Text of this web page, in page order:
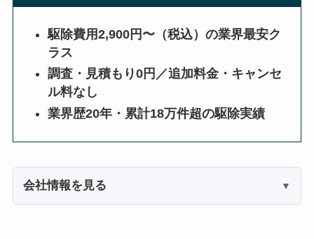
駆除費用2,900円〜（税込）の業界最安ク
ラス
調査・見積もり0円／追加料金・キャンセ
ル料なし
業界歴20年・累計18万件超の駆除実績
会社情報を見る